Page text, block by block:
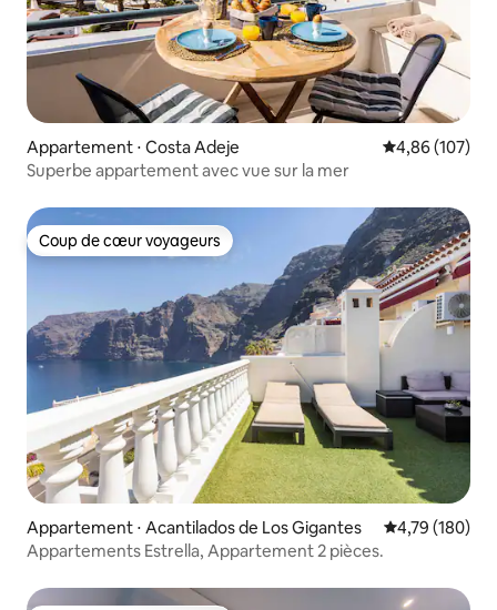
Appartement ⋅ Costa Adeje Évaluation
4,86 (107)
Superbe appartement avec vue sur la mer
Coup de cœur voyageurs
Coup de cœur voyageurs
Appartement ⋅ Acantilados de Los Gigantes Évaluation
4,79 (180)
Appartements Estrella, Appartement 2 pièces.